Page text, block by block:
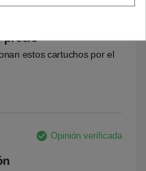
precio
estos cartuchos por el
check_circle Opinión verificada